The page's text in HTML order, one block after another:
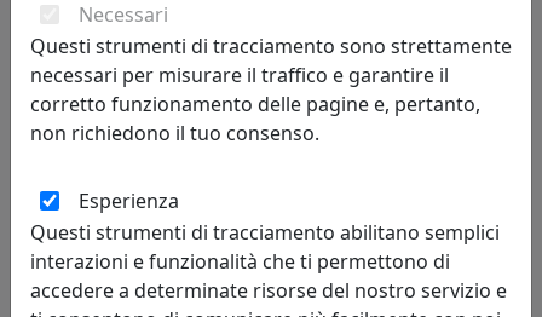
COPPIA DI TAVOLINI SOVRAPPONIBILI SIMPLY, VESTA HOME,
TRASPARENTE 23726-00
Vesta Home
Necessari
Questi strumenti di tracciamento sono strettamente
necessari per misurare il traffico e garantire il
corretto funzionamento delle pagine e, pertanto,
non richiedono il tuo consenso.
Esperienza
Questi strumenti di tracciamento abilitano semplici
interazioni e funzionalità che ti permettono di
accedere a determinate risorse del nostro servizio e